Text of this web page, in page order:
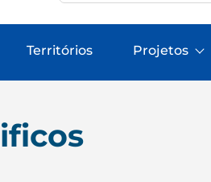
Territórios Projetos